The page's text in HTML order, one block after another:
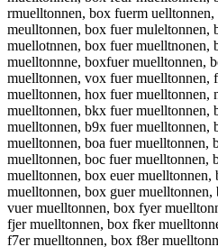
rmuelltonnen, box fuerm
meulltonnen, box fuer muleltonnen,
muellotnnen, box fuer muelltnonen,
muelltonnne, boxfuer muelltonnen,
muelltonnen, vox fuer muelltonnen,
muelltonnen, hox fuer muelltonnen,
muelltonnen, bkx fuer muelltonnen,
muelltonnen, b9x fuer muelltonnen,
muelltonnen, boa fuer muelltonnen,
muelltonnen, boc fuer muelltonnen,
muelltonnen, box euer
muelltonnen, box guer
vuer muelltonnen, box fyer
fjer muelltonnen, box fker
f7er muelltonnen, box f8er